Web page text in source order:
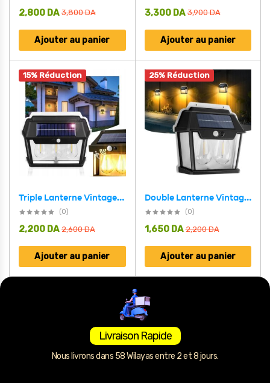
3,800DA
2,800 DA
Ajouter au panier
3,900DA
3,300 DA
Ajouter au panier
15% Réduction
Triple Lanterne Vintage Bougie, nouvelle lampe murale à induction solaire
(0)
2,600DA
2,200 DA
Ajouter au panier
25% Réduction
Double Lanterne Vintage Bougie, nouvelle lampe murale à induction solaire
(0)
2,200DA
1,650 DA
Ajouter au panier
Livraison Rapide
Nous livrons dans 58 Wilayas entre 2 et 8 jours.